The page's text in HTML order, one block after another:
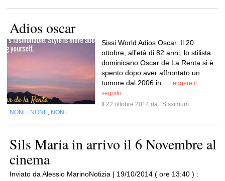
Adios oscar
Sissi World Adios Oscar. Il 20
ottobre, all’età di 82 anni, lo stilista
dominicano Oscar de La Renta si è
spento dopo aver affrontato un
tumore dal 2006 in...
Leggere il
seguito
Il 22 ottobre 2014 da
Sissimum
NONE NONE NONE
Sils Maria in arrivo il 6 Novembre al
cinema
Inviato da Alessio MarinoNotizia | 19/10/2014 ( ore 13:40 ) :